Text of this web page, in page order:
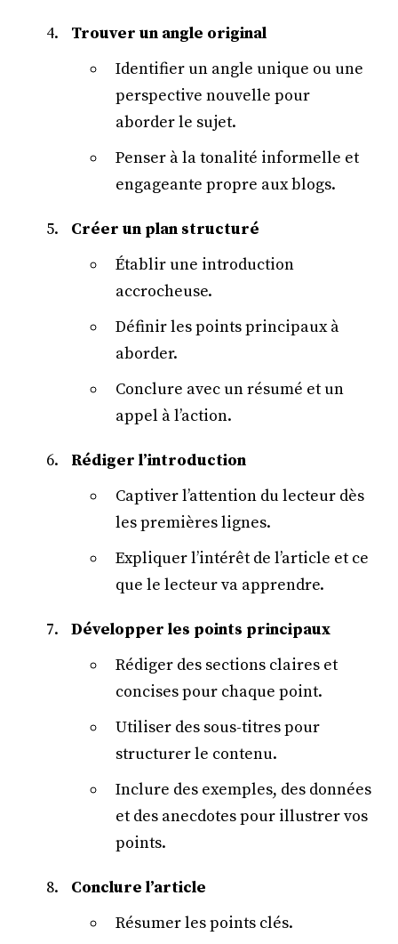
Trouver un angle original
Identifier un angle unique ou une
perspective nouvelle pour
aborder le sujet.
Penser à la tonalité informelle et
engageante propre aux blogs.
Créer un plan structuré
Établir une introduction
accrocheuse.
Définir les points principaux à
aborder.
Conclure avec un résumé et un
appel à l’action.
Rédiger l’introduction
Captiver l’attention du lecteur dès
les premières lignes.
Expliquer l’intérêt de l’article et ce
que le lecteur va apprendre.
Développer les points principaux
Rédiger des sections claires et
concises pour chaque point.
Utiliser des sous-titres pour
structurer le contenu.
Inclure des exemples, des données
et des anecdotes pour illustrer vos
points.
Conclure l’article
Résumer les points clés.